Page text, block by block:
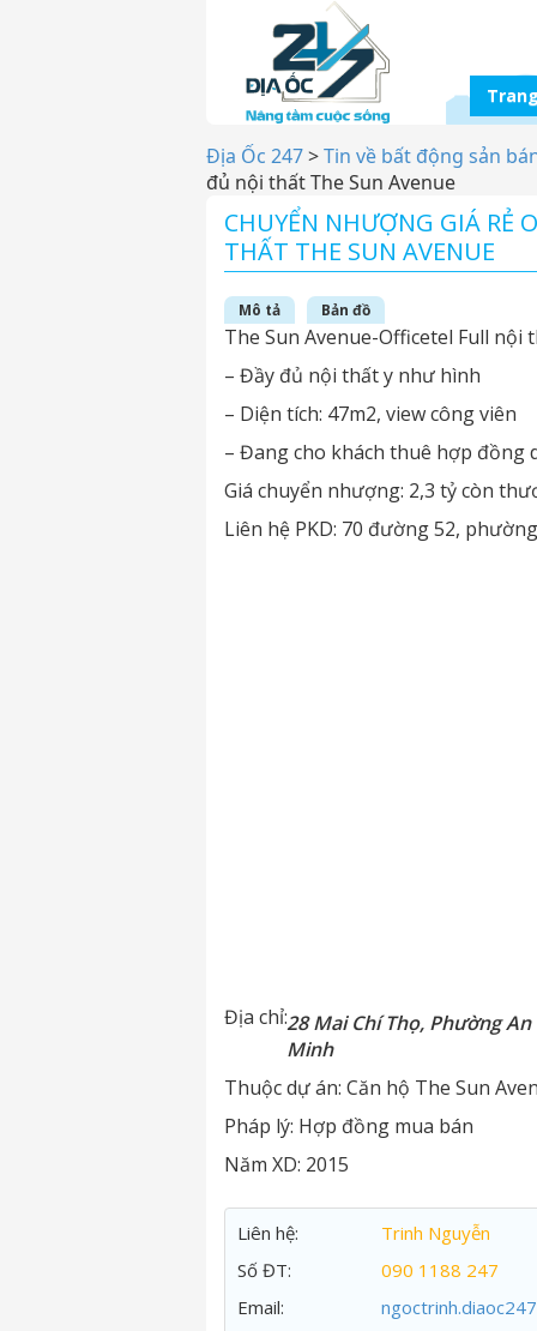
Địa Ốc 247>Tin về bất động sản
đủ nội thất The Sun Avenue
CHUYỂN NHƯỢNG GIÁ RẺ
THẤT THE SUN AVENUE
Mô tả Bản đồ
The Sun Avenue-Officetel Full
– Đầy đủ nội thất y như hình
– Diện tích: 47m2, view công viên
– Đang cho khách thuê hợp đồng
Giá chuyển nhượng: 2,3 tỷ còn
Liên hệ PKD: 70 đường 52,
Địa chỉ:28 Mai Chí Thọ, Phường
Minh
Thuộc dự án: Căn hộ The Sun
Pháp lý: Hợp đồng mua bán
Năm XD: 2015
Liên hệ:
Trinh Nguyễn
Số ĐT:
090 1188 247
Email: